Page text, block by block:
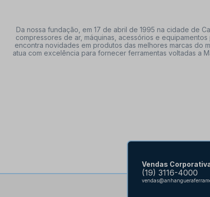
Da nossa fundação, em 17 de abril de 1995 na cidade de
compressores de ar, máquinas, acessórios e
encontra novidades em produtos das melhores marcas do
atua com excelência para fornecer ferramentas voltadas a
Vendas
(19) 3116-4000